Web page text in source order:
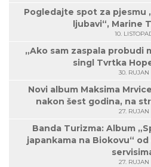
Pogledajte spot za pjesmu
ljubavi“, Marine
10.
„Ako sam zaspala probudi
singl Tvrtka
30. RUJAN
Novi album Maksima
nakon šest godina, na
27. RUJAN
Banda Turizma: Album
japankama na Biokovu“
27. RUJAN